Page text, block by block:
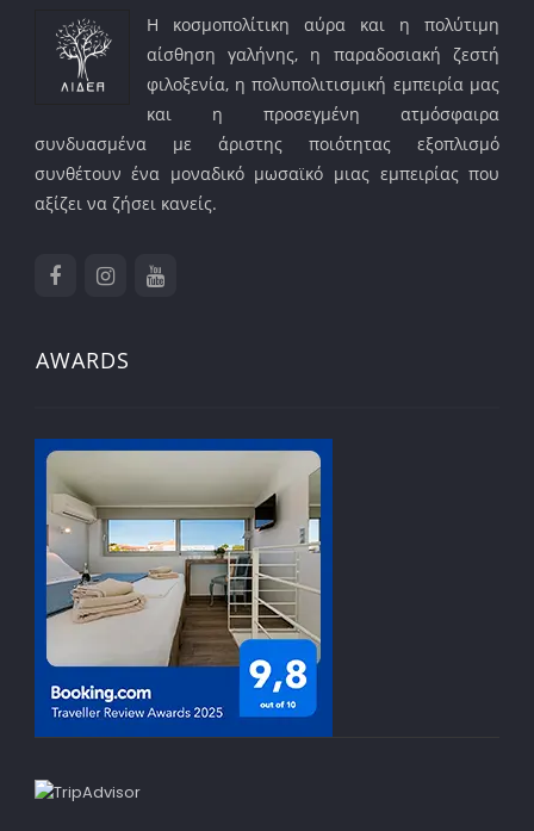
Η κοσμοπολίτικη αύρα και η πολύτιμη
αίσθηση γαλήνης, η παραδοσιακή ζεστή
φιλοξενία, η πολυπολιτισμική εμπειρία μας
και η προσεγμένη ατμόσφαιρα
συνδυασμένα με άριστης ποιότητας εξοπλισμό
συνθέτουν ένα μοναδικό μωσαϊκό μιας εμπειρίας που
αξίζει να ζήσει κανείς.
AWARDS